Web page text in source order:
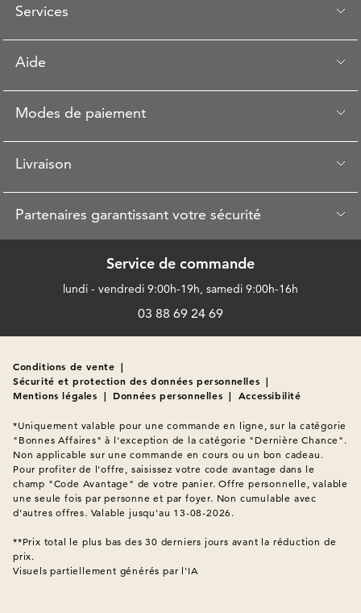
Services
Aide
Modes de paiement
Livraison
Partenaires garantissant votre sécurité
Service de commande
lundi - vendredi 9:00h-19h, samedi 9:00h-16h
03 88 69 24 69
Conditions de vente |
Sécurité et protection des données personnelles |
Mentions légales | Données personnelles | Accessibilité
*Uniquement valable pour une commande en ligne, sur la catégorie
"Bonnes Affaires" à l'exception de la catégorie "Dernière Chance".
Non applicable sur une commande en cours ou un bon cadeau.
Pour profiter de l'offre, saisissez votre code avantage dans le
champ "Code Avantage" de votre panier. Offre personnelle, valable
une seule fois par personne et par foyer. Non cumulable avec
d'autres offres. Valable jusqu'au 13-08-2026.
**Prix total le plus bas des 30 derniers jours avant la réduction de
Visuels partiellement générés par l'IA